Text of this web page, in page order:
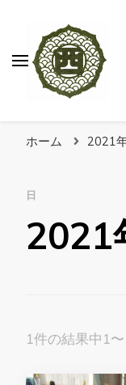
ホーム 2021
日
2021
1件の結果中1